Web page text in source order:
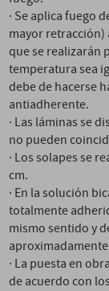
· Se aplica fuego
mayor retracción)
que se realizarán
temperatura sea
debe de hacerse
antiadherente.
· Las láminas se
no pueden
· Los solapes se
cm.
· En la solución
totalmente
mismo sentido y
· La puesta en
de acuerdo con